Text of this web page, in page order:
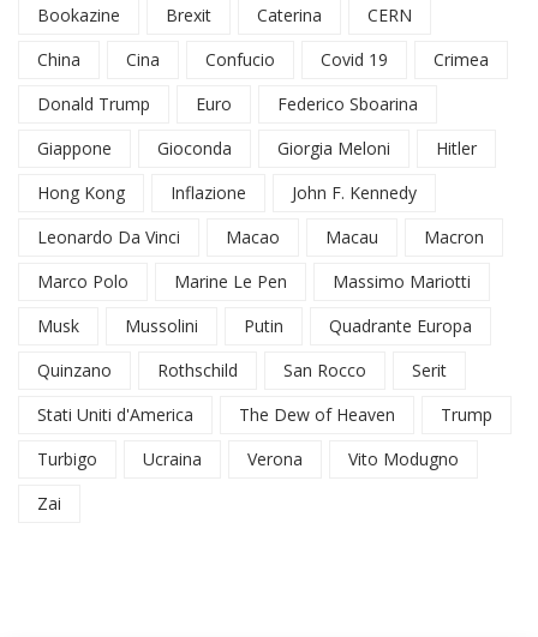
Bookazine
Brexit Caterina
CERN
China
Cina Confucio Covid 19
Crimea
Donald Trump
Euro
Federico Sboarina
Giappone
Gioconda Giorgia Meloni
Hitler
Hong Kong
Inflazione
John F. Kennedy
Leonardo Da Vinci
Macao Macau
Macron
Marco Polo
Marine Le Pen
Massimo Mariotti
Musk
Mussolini Putin
Quadrante Europa
Quinzano
Rothschild San Rocco
Serit
Stati Uniti d'America
The Dew of Heaven
Trump
Turbigo
Ucraina Verona
Vito Modugno
Zai